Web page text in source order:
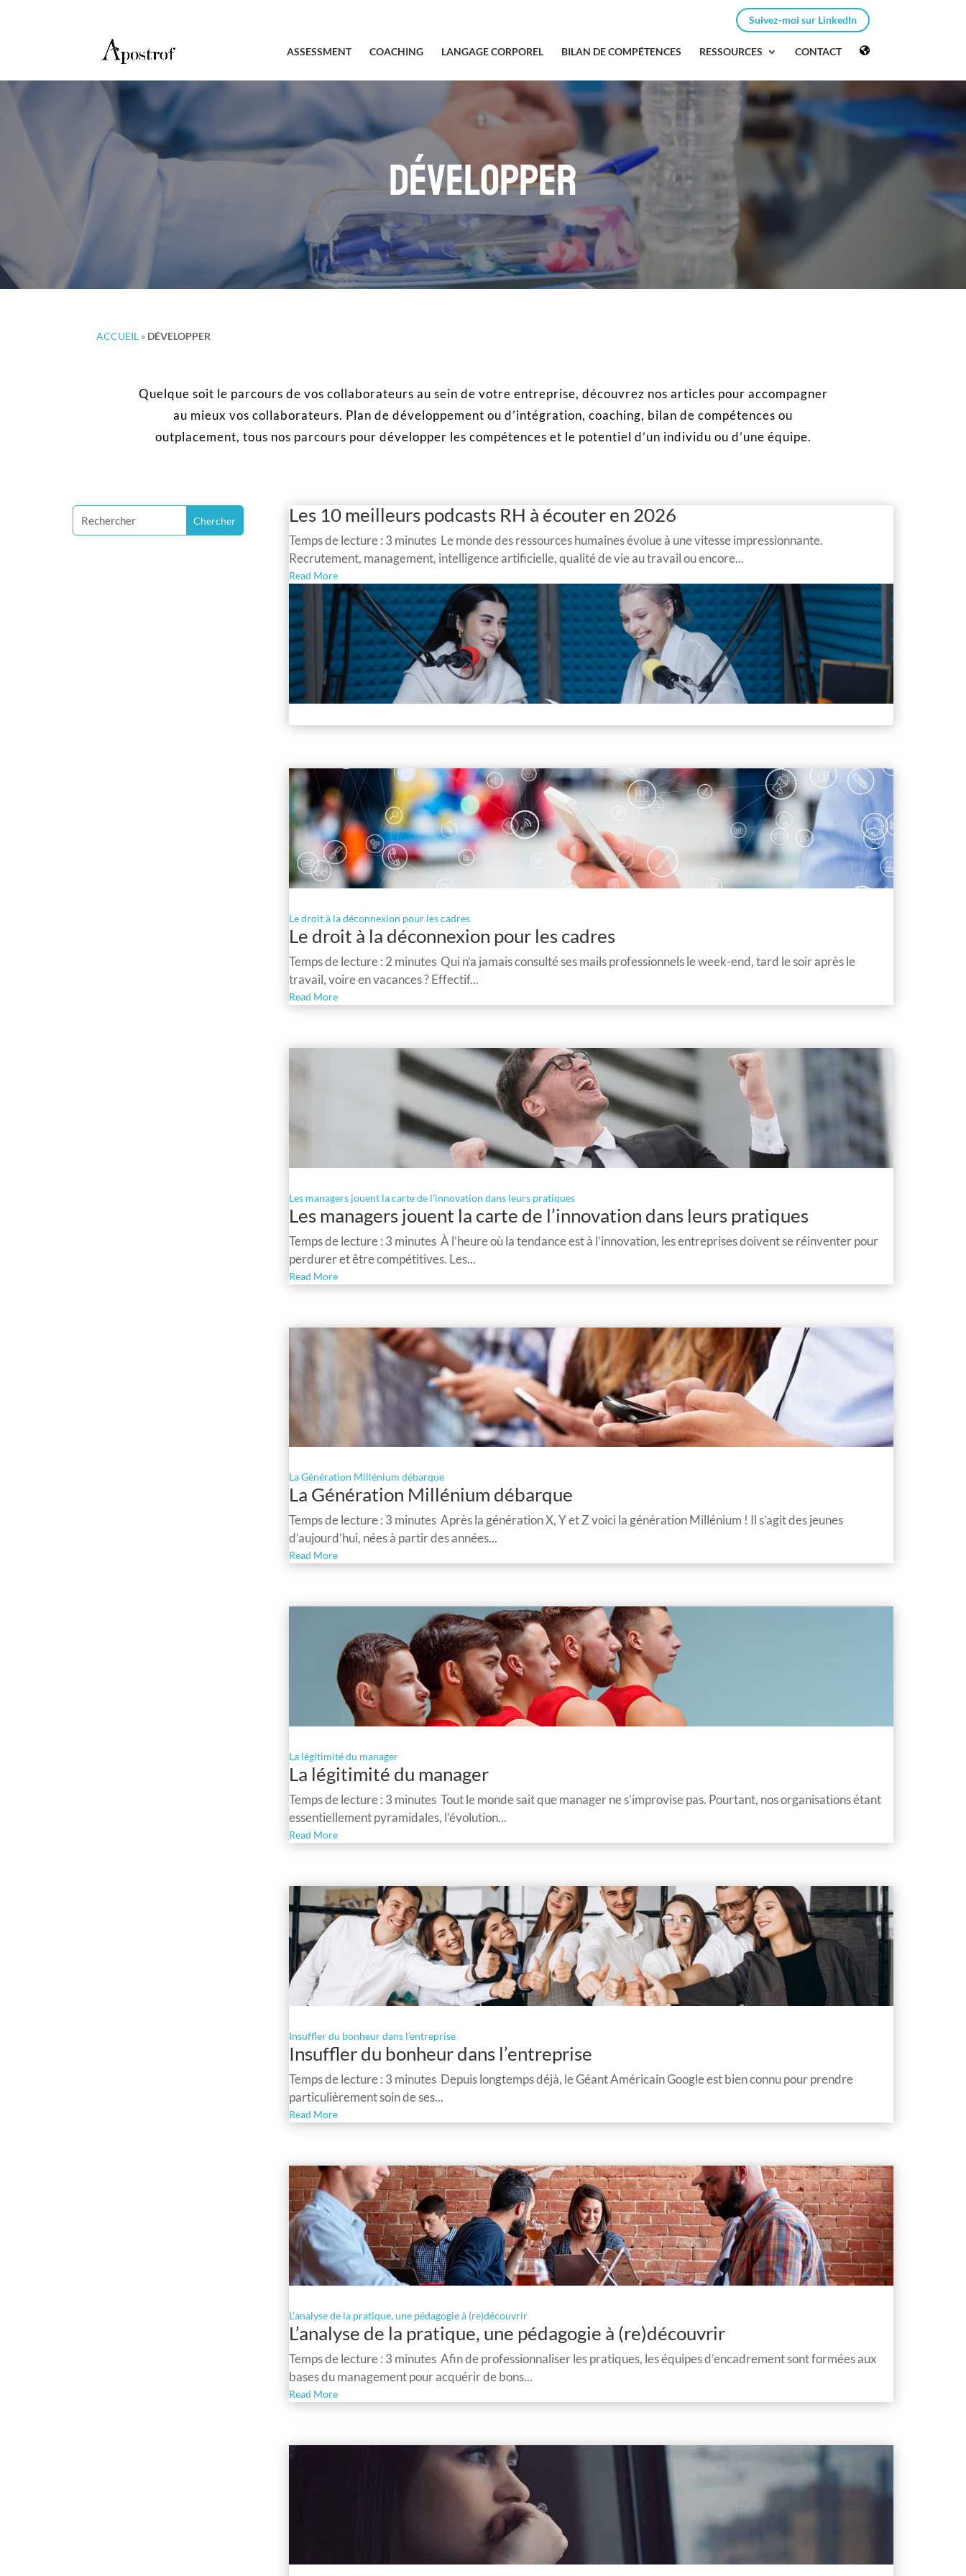
Suivez-moi sur LinkedIn
ASSESSMENT COACHING LANGAGE CORPOREL BILAN DE COMPÉTENCES RESSOURCES CONTACT
DÉVELOPPER
ACCUEIL » DÉVELOPPER
Quelque soit le parcours de vos collaborateurs au sein de votre entreprise, découvrez nos articles pour accompagner
au mieux vos collaborateurs. Plan de développement ou d’intégration, coaching, bilan de compétences ou
outplacement, tous nos parcours pour développer les compétences et le potentiel d’un individu ou d’une équipe.
Les 10 meilleurs podcasts RH à écouter en 2026
Temps de lecture : 3 minutes Le monde des ressources humaines évolue à une vitesse impressionnante.
Recrutement, management, intelligence artificielle, qualité de vie au travail ou encore...
Read More
Le droit à la déconnexion pour les cadres
Le droit à la déconnexion pour les cadres
Temps de lecture : 2 minutes Qui n’a jamais consulté ses mails professionnels le week-end, tard le soir après le
travail, voire en vacances ? Effectif...
Read More
Les managers jouent la carte de l’innovation dans leurs pratiques
Les managers jouent la carte de l’innovation dans leurs pratiques
Temps de lecture : 3 minutes À l’heure où la tendance est à l’innovation, les entreprises doivent se réinventer pour
perdurer et être compétitives. Les...
Read More
La Génération Millénium débarque
La Génération Millénium débarque
Temps de lecture : 3 minutes Après la génération X, Y et Z voici la génération Millénium ! Il s’agit des jeunes
d’aujourd’hui, nées à partir des années...
Read More
La légitimité du manager
La légitimité du manager
Temps de lecture : 3 minutes Tout le monde sait que manager ne s’improvise pas. Pourtant, nos organisations étant
essentiellement pyramidales, l’évolution...
Read More
Insuffler du bonheur dans l’entreprise
Insuffler du bonheur dans l’entreprise
Temps de lecture : 3 minutes Depuis longtemps déjà, le Géant Américain Google est bien connu pour prendre
particulièrement soin de ses...
Read More
L’analyse de la pratique, une pédagogie à (re)découvrir
L’analyse de la pratique, une pédagogie à (re)découvrir
Temps de lecture : 3 minutes Afin de professionnaliser les pratiques, les équipes d’encadrement sont formées aux
bases du management pour acquérir de bons...
Read More